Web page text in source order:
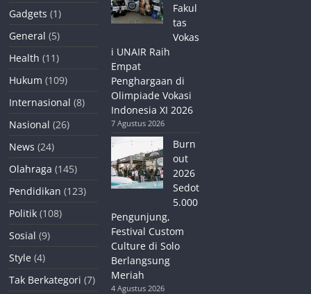
Gadgets (1)
General (5)
Health (11)
Hukum (109)
Internasional (8)
Nasional (26)
News (24)
Olahraga (145)
Pendidikan (123)
Politik (108)
Sosial (9)
Style (4)
Tak Berkategori (7)
Fakul
tas
Vokas
i UNAIR Raih
Empat
Penghargaan di
Olimpiade Vokasi
Indonesia XI 2026
7 Agustus 2026
Burn
out
2026
Sedot
5.000
Pengunjung,
Festival Custom
Culture di Solo
Berlangsung
Meriah
4 Agustus 2026